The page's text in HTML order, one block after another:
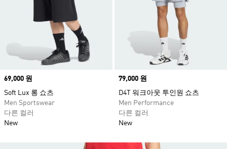
Price
69,000 원
Soft Lux 롱 쇼츠
Men Sportswear
다른 컬러
New
Price
79,000 원
D4T 워크아웃 투인원 쇼츠
Men Performance
다른 컬러
New